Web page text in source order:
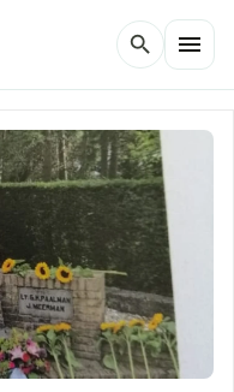
search menu